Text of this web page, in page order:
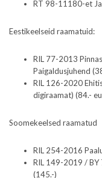
RT 98-11180-et
Eestikeelseid raamatuid:
RIL 77-2013
Paigaldusjuhend
RIL 126-2020
digiraamat) (84.-
Soomekeelsed raamatud
RIL 254-2016
RIL 149-2019 /
(145.-)